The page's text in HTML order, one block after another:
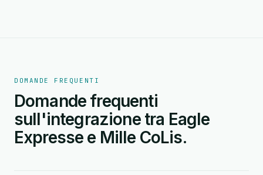
DOMANDE FREQUENTI
Domande frequenti
sull'integrazione tra Eagle
Expresse e Mille CoLis.